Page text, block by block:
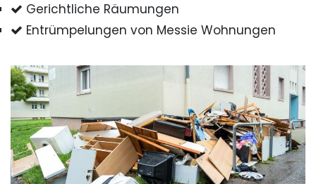
Gerichtliche Räumungen
Entrümpelungen von Messie Wohnungen